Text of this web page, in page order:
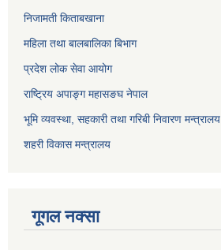
निजामती किताबखाना
महिला तथा बालबालिका बिभाग
प्रदेश लोक सेवा आयोग
राष्ट्रिय अपाङ्ग महासङघ नेपाल
भूमि व्यवस्था, सहकारी तथा गरिबी निवारण मन्त्रालय
शहरी विकास मन्त्रालय
गूगल नक्सा